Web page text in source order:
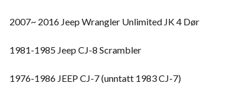
2007~ 2016 Jeep Wrangler Unlimited JK 4 Dør
1981-1985 Jeep CJ-8 Scrambler
1976-1986 JEEP CJ-7 (unntatt 1983 CJ-7)